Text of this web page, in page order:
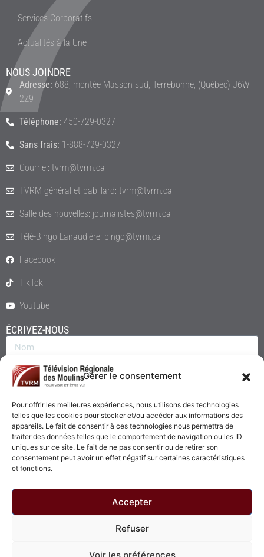
Gérer le consentement
Pour offrir les meilleures expériences, nous utilisons des technologies
telles que les cookies pour stocker et/ou accéder aux informations des
appareils. Le fait de consentir à ces technologies nous permettra de
traiter des données telles que le comportement de navigation ou les ID
uniques sur ce site. Le fait de ne pas consentir ou de retirer son
consentement peut avoir un effet négatif sur certaines caractéristiques
et fonctions.
Accepter
Refuser
Voir les préférences
Services Corporatifs
Actualités à la Une
NOUS JOINDRE
Adresse: 688, montée Masson sud, Terrebonne, (Québec) J6W
2Z9
Téléphone: 450-729-0327
Sans frais: 1-888-729-0327
Courriel: tvrm@tvrm.ca
TVRM général et babillard: tvrm@tvrm.ca
Salle des nouvelles: journalistes@tvrm.ca
Télé-Bingo Lanaudière: bingo@tvrm.ca
Facebook
TikTok
Youtube
ÉCRIVEZ-NOUS
© 2026 - Télévision Régionale des Moulins. Tous droits réservés.